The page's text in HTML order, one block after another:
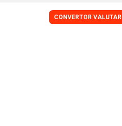
CONVERTOR VALUTAR